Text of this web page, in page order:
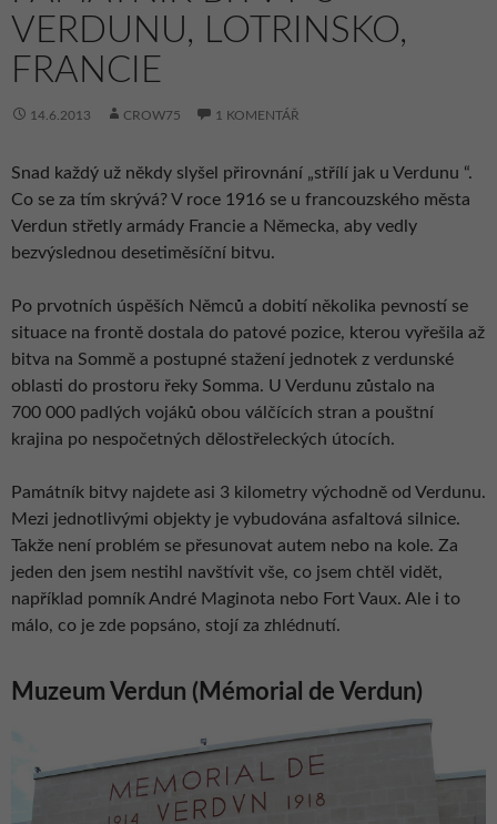
VERDUNU, LOTRINSKO,
FRANCIE
14.6.2013 CROW75 1 KOMENTÁŘ
Snad každý už někdy slyšel přirovnání „střílí jak u Verdunu “.
Co se za tím skrývá? V roce 1916 se u francouzského města
Verdun střetly armády Francie a Německa, aby vedly
bezvýslednou desetiměsíční bitvu.
Po prvotních úspěších Němců a dobití několika pevností se
situace na frontě dostala do patové pozice, kterou vyřešila až
bitva na Sommě a postupné stažení jednotek z verdunské
oblasti do prostoru řeky Somma. U Verdunu zůstalo na
700 000 padlých vojáků obou válčících stran a pouštní
krajina po nespočetných dělostřeleckých útocích.
Památník bitvy najdete asi 3 kilometry východně od Verdunu.
Mezi jednotlivými objekty je vybudována asfaltová silnice.
Takže není problém se přesunovat autem nebo na kole. Za
jeden den jsem nestihl navštívit vše, co jsem chtěl vidět,
například pomník André Maginota nebo Fort Vaux. Ale i to
málo, co je zde popsáno, stojí za zhlédnutí.
Muzeum Verdun (Mémorial de Verdun)